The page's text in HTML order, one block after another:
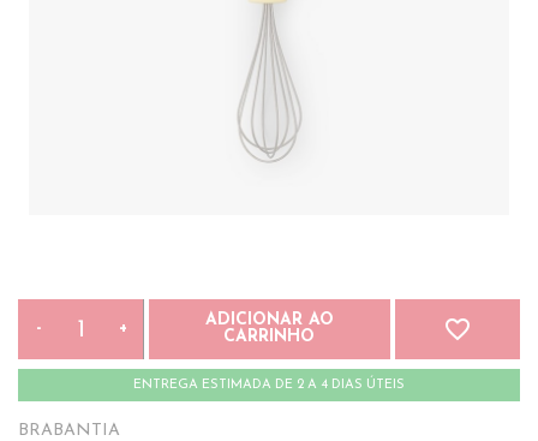
- +
ADICIONAR AO
CARRINHO
favorite_border
ENTREGA ESTIMADA DE 2 A 4 DIAS ÚTEIS
BRABANTIA